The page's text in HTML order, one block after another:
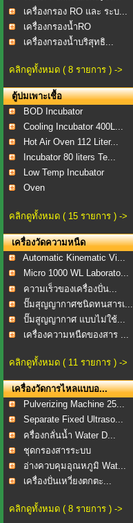
เครื่องกรอง RO และ ระบ...
เครื่องกรองน้ำRO
เครื่องกรองน้ำบริสุทธิ...
คลิกดูทั้งหมด ( 8 รายการ ) ->
ตู้บ่มเพาะเชื้อ
BOD Incubator
Cooling Incubator 400L...
Hot Air Oven 112 Liter...
Incubator 80 liters Te...
Low Temp Incubator
Oven
คลิกดูทั้งหมด ( 15 รายการ ) ->
เครื่องวัดความหนืด
Automatic Kinematic Vi...
Micro 1000 WL Laborato...
ความเร็วของเครื่องปั่น...
ปั๊มสุญญากาศชนิดทนสารเ...
ปั๊มสูญญากาศ แบบไม่ใช้...
เครื่องความหนืดของสาร ...
คลิกดูทั้งหมด ( 11 รายการ ) ->
เครื่องวัดการไหลแบบอ...
Pulverizing Machine 25...
Separate Fixed Ultraso...
ครื่องกลั่นน้ำ Water D...
ชุดกรองสารระบบ
สุญญากาศ...
อ่างควบคุมอุณหภูมิ Wat...
เครื่องปั่นเหวี่ยงตกตะ...
คลิกดูทั้งหมด ( 8 รายการ ) ->